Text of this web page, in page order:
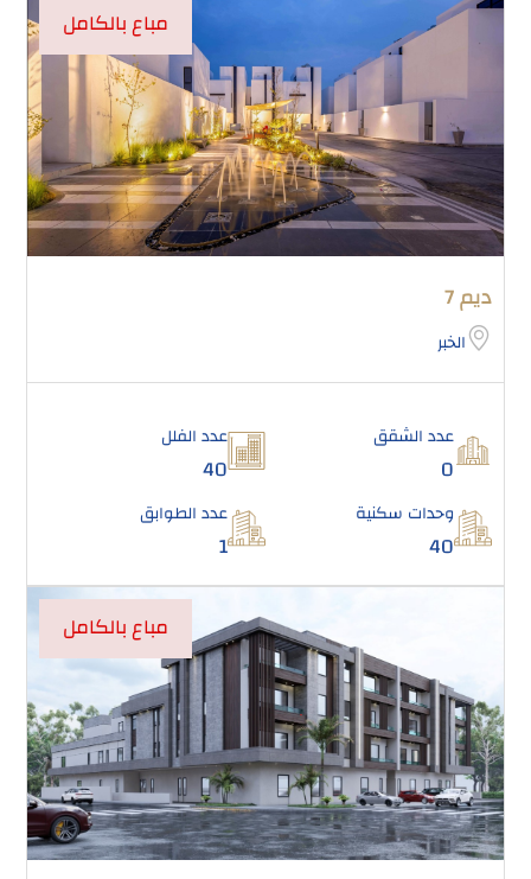
مباع بالكامل
ديم 7
الخبر
عدد الشقق
0
عدد الفلل
40
وحدات سكنية
40
عدد الطوابق
1
مباع بالكامل